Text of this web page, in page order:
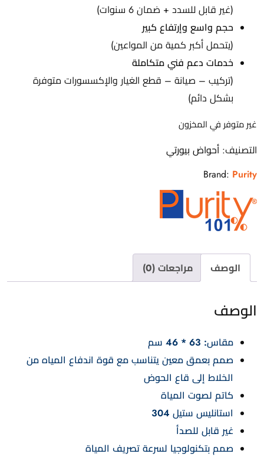
(غير قابل للسدد + ضمان 6 سنوات)
حجم واسع وإرتفاع كبير
(يتحمل أكبر كمية من المواعين)
خدمات دعم فني متكاملة
(تركيب – صيانة – قطع الغيار والإكسسورات متوفرة
بشكل دائم)
غير متوفر في المخزون
التصنيف: أحواض بيورتي
Brand: Purity
الوصف مراجعات (0)
الوصف
مقاس: 63 * 46 سم
صمم بعمق معين يتناسب مع قوة اندفاع المياه من
الخلاط إلى قاع الحوض
كاتم لصوت المياة
استانليس ستيل 304
غير قابل للصدأ
صمم بتكنولوجيا لسرعة تصريف المياة